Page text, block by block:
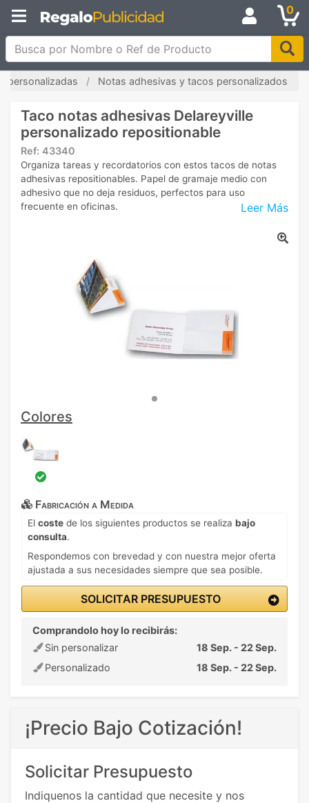
0
Busca por Nombre o Ref de Producto
personalizadas Notas adhesivas y tacos personalizados
Taco notas adhesivas Delareyville
personalizado repositionable
Ref: 43340
Leer Más
Organiza tareas y recordatorios con estos tacos de notas
adhesivas repositionables. Papel de gramaje medio con
adhesivo que no deja residuos, perfectos para uso
frecuente en oficinas.
Colores
Fabricación a Medida
El coste de los siguientes productos se realiza bajo
consulta.
Respondemos con brevedad y con nuestra mejor oferta
ajustada a sus necesidades siempre que sea posible.
SOLICITAR PRESUPUESTO
Comprandolo hoy lo recibirás:
Sin personalizar
18 Sep. - 22 Sep.
Personalizado
18 Sep. - 22 Sep.
¡Precio Bajo Cotización!
Solicitar Presupuesto
Indiquenos la cantidad que necesite y nos